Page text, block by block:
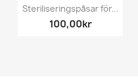
Steriliseringspåsar för...
100,00kr